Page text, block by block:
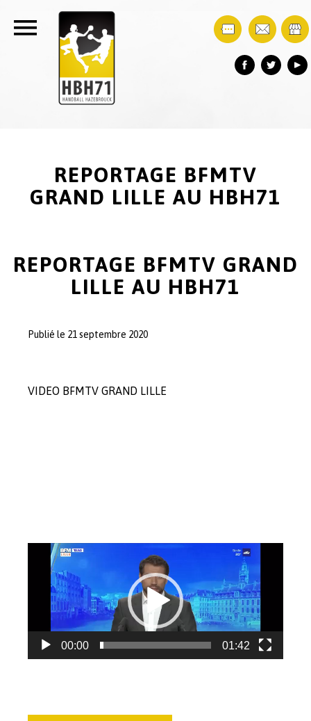
REPORTAGE BFMTV
GRAND LILLE AU HBH71
REPORTAGE BFMTV GRAND
LILLE AU HBH71
Publié le 21 septembre 2020
VIDEO BFMTV GRAND LILLE
Lecteur
vidéo
00:00 01:42